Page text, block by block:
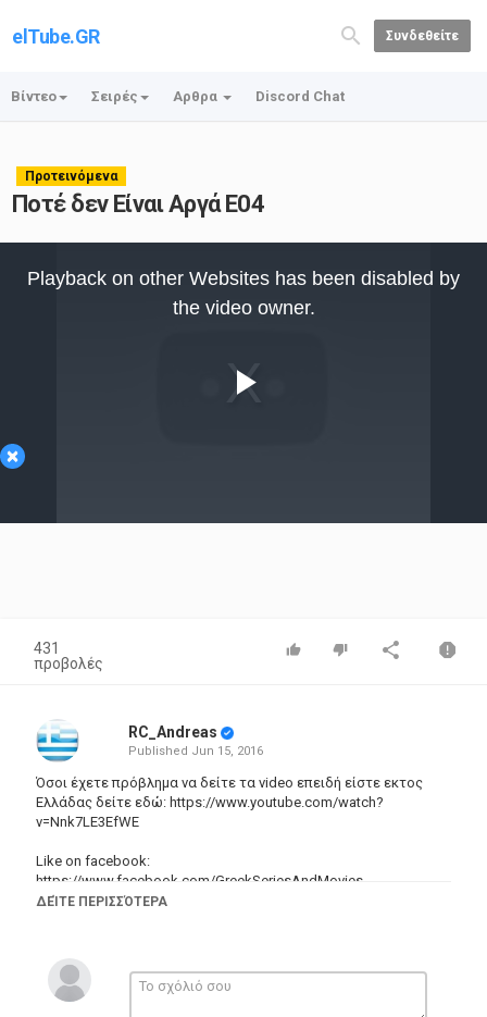
elTube.GR Συνδεθείτε
Βίντεο Σειρές Αρθρα Discord Chat
Προτεινόμενα
Ποτέ δεν Είναι Αργά E04
×
Video
Playback on other Websites has been disabled by
the video owner.
431
προβολές
RC_Andreas
Published Jun 15, 2016
Όσοι έχετε πρόβλημα να δείτε τα video επειδή είστε εκτος
Ελλάδας δείτε εδώ: https://www.youtube.com/watch?
v=Nnk7LE3EfWE
Like on facebook:
https://www.facebook.com/GreekSeriesAndMovies
Ακολουθηστε μας στο Dailymotion:
Κατηγορίες
Greek Films
ΔΕΊΤΕ ΠΕΡΙΣΣΌΤΕΡΑ